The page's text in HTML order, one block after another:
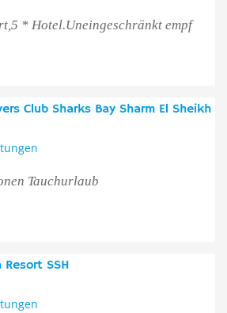
* Hotel.Uneingeschränkt empf
Club Sharks Bay Sharm El Sheikh
Tauchurlaub
Resort SSH